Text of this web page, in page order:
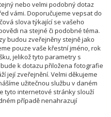
nebo velmi podobný dotaz
vámi. Doporučujeme vepsat do
slova týkající se vašeho
na stejné či podobné téma.
budou zveřejněny stejně jako
pouze vaše křestní jméno, rok
jelikož tyto parametry s
k dotazu přiložena fotografie
její zveřejnění. Velmi děkujeme
užitečnou službu v daném
tyto internetové stránky slouží
případě nenahrazují